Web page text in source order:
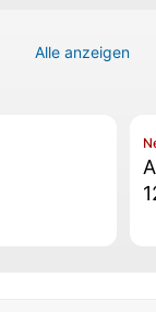
Alle anzeigen